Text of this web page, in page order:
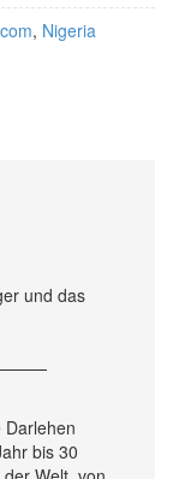
, Nigeria
und das
bis 30